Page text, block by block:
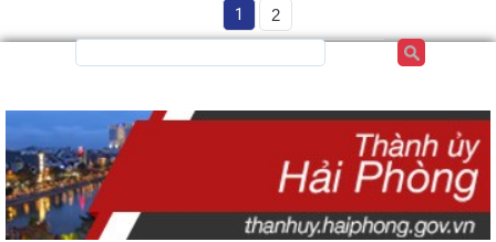
1 2